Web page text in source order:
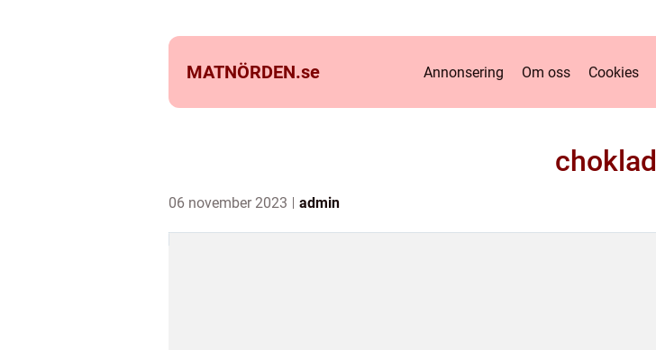
MATNÖRDEN.se Annonsering Om oss Cookies
choklad
06 november 2023 admin